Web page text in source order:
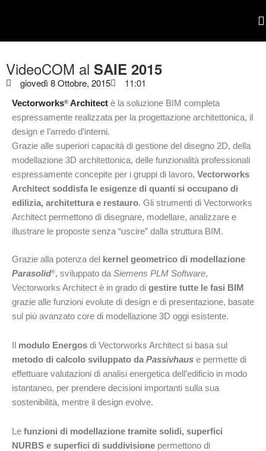
VideoCOM al SAIE 2015
giovedì 8 Ottobre, 2015 11:01
Vectorworks® Architect è la soluzione BIM completa
espressamente realizzata per la progettazione architettonica, il
design e l’arredo d’interni.
Grazie alle superiori capacità di gestione del disegno 2D, della
modellazione 3D architettonica, delle funzionalità professionali
espressamente concepite per i gruppi di lavoro, Vectorworks
Architect soddisfa le esigenze di quanti si occupano di
edilizia, architettura e restauro. Gli strumenti di Vectorworks
Architect permettono di disegnare, modellare, analizzare e
illustrare le proposte senza “uscire” dalla struttura BIM.
Grazie alla potenza del kernel geometrico di modellazione
Parasolid®, sviluppato da Siemens PLM Software,
Vectorworks Architect è in grado di gestire tutte le fasi BIM
grazie alle funzioni evolute di design e di presentazione, basate
sul più avanzato core di modellazione 3D oggi esistente.
Il modulo Energos di Vectorworks Architect si basa sul
metodo di calcolo sviluppato da Passivhaus e permette di
effettuare valutazioni di analisi energetica dell’edificio in modo
istantaneo, per prendere decisioni importanti sulla sua
sostenibilità, mentre il design evolve.
Le funzioni di modellazione tramite solidi, superfici
NURBS e superfici di suddivisione permettono di